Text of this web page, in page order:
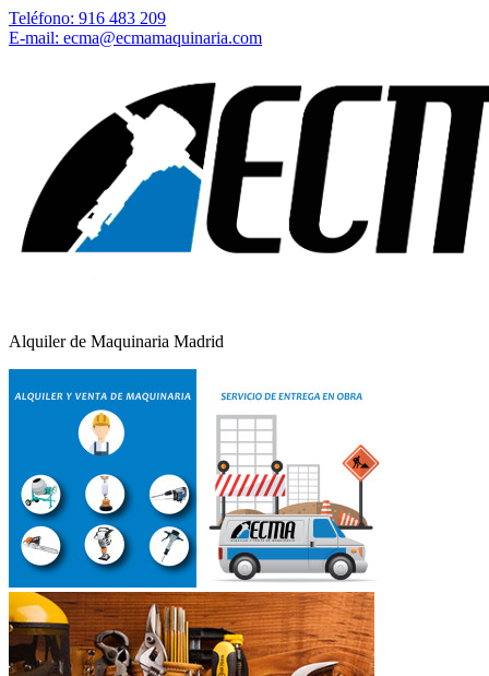
Teléfono: 916 483 209
E-mail: ecma@ecmamaquinaria.com
Alquiler de Maquinaria Madrid